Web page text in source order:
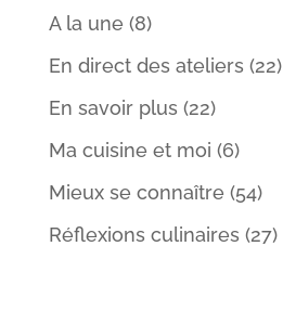
A la une (8)
En direct des ateliers (22)
En savoir plus (22)
Ma cuisine et moi (6)
Mieux se connaître (54)
Réflexions culinaires (27)